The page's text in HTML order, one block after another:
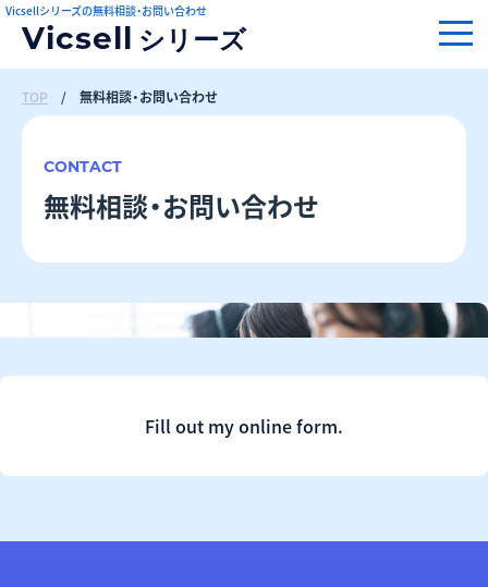
Vicsell シリーズ
Vicsellシリーズの無料相談・お問い合わせ
TOP / 無料相談・お問い合わせ
CONTACT
無料相談・お問い合わせ
Fill out myonline form.